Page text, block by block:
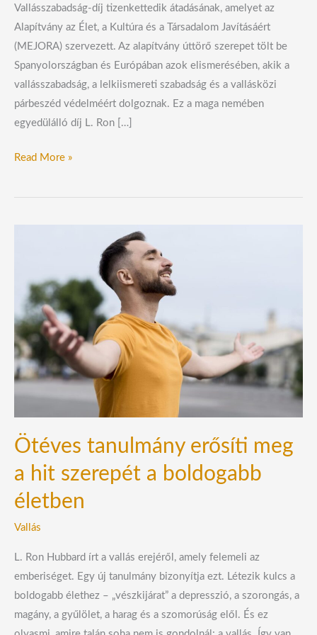
Vallásszabadság-díj tizenkettedik átadásának, amelyet az
Alapítvány az Élet, a Kultúra és a Társadalom Javításáért
(MEJORA) szervezett. Az alapítvány úttörő szerepet tölt be
Spanyolországban és Európában azok elismerésében, akik a
vallásszabadság, a lelkiismereti szabadság és a vallásközi
párbeszéd védelméért dolgoznak. Ez a maga nemében
egyedülálló díj L. Ron […]
Read More »
Ötéves tanulmány erősíti meg
a hit szerepét a boldogabb
életben
Vallás
L. Ron Hubbard írt a vallás erejéről, amely felemeli az
emberiséget. Egy új tanulmány bizonyítja ezt. Létezik kulcs a
boldogabb élethez – „vészkijárat” a depresszió, a szorongás, a
magány, a gyűlölet, a harag és a szomorúság elől. És ez
hit
szerepét
a
boldogabb